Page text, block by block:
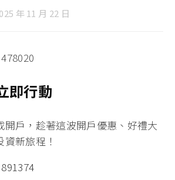
年 11 月 22 日
即行動
開戶 ，趁著這波開戶優惠、好禮大
新旅程！